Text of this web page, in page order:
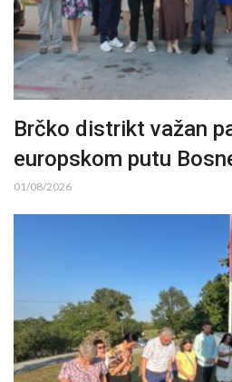
Brčko distrikt važan
europskom putu
01/08/2026